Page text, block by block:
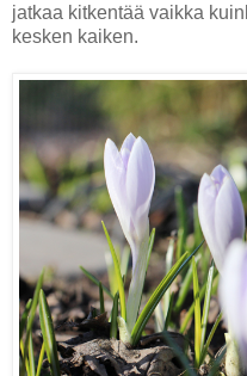
jatkaa kitkentää vaikka
kesken kaiken.